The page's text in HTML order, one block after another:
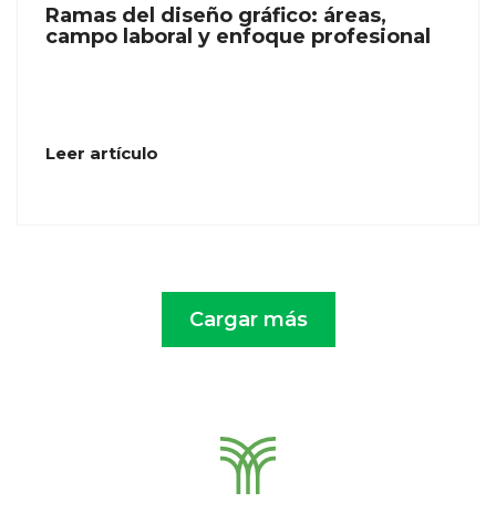
Ramas del diseño gráfico: áreas,
campo laboral y enfoque profesional
Leer artículo
Cargar más